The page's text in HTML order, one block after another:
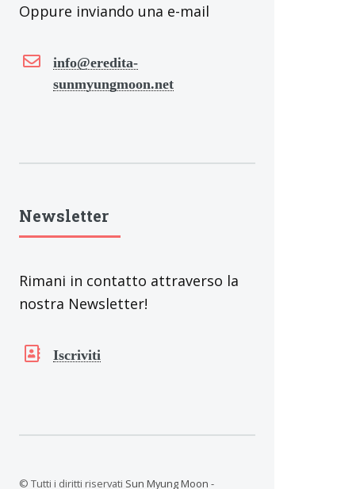
Oppure inviando una e-mail
info@eredita-
sunmyungmoon.net
Newsletter
Rimani in contatto attraverso la
nostra Newsletter!
Iscriviti
© Tutti i diritti riservati Sun Myung Moon -